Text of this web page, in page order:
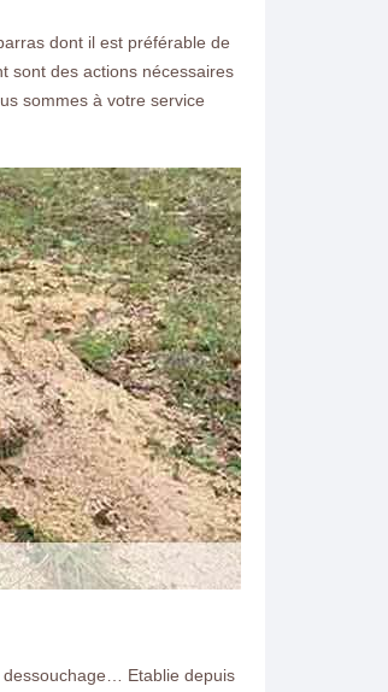
dont il est préférable de
sont des actions nécessaires
sommes à votre service
dessouchage… Etablie depuis